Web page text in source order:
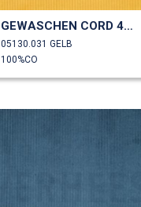
GEWASCHEN CORD 4.5W
05130.031 GELB
100%CO